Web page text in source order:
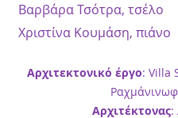
Βαρβάρα Τσότρα, τσέλο
Χριστίνα Κουμάση, πιάνο
Αρχιτεκτονικό έργο: Villa
Αρχιτέκτονας: